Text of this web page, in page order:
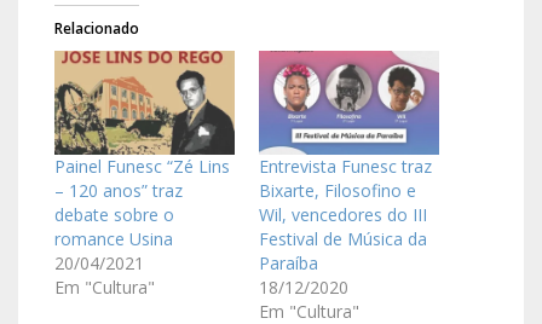
Relacionado
Painel Funesc “Zé Lins
– 120 anos” traz
debate sobre o
romance Usina
20/04/2021
Em "Cultura"
Entrevista Funesc traz
Bixarte, Filosofino e
Wil, vencedores do III
Festival de Música da
Paraíba
18/12/2020
Em "Cultura"